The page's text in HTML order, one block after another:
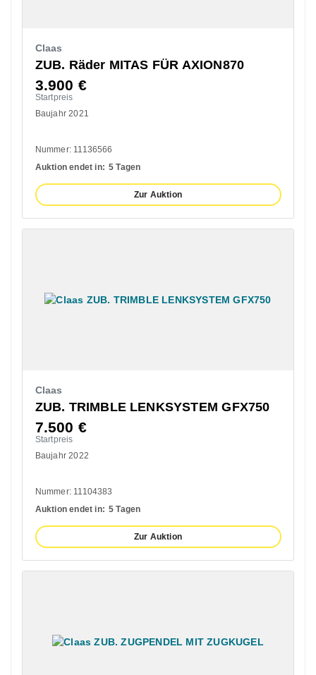
Claas
ZUB. Räder MITAS FÜR AXION870
3.900 €
Startpreis
Baujahr 2021
Nummer: 11136566
Auktion endet in: 5 Tagen
Zur Auktion
Claas
ZUB. TRIMBLE LENKSYSTEM GFX750
7.500 €
Startpreis
Baujahr 2022
Nummer: 11104383
Auktion endet in: 5 Tagen
Zur Auktion